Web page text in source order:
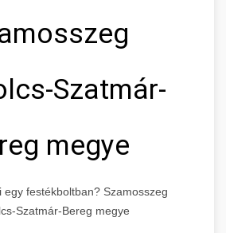
Szatmár-
megye
egy festékboltban? Szamosszeg
Szatmár-Bereg megye